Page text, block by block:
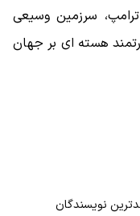
ترامپ، سرزمین وسیعی
هسته ای بر جهان
نویسندگان